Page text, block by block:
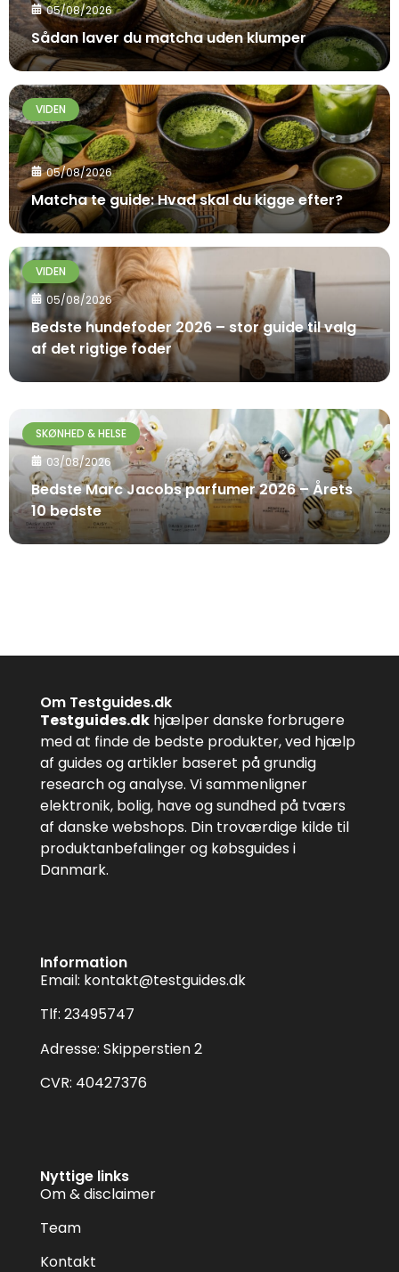
05/08/2026
Sådan laver du matcha uden klumper
VIDEN
05/08/2026
Matcha te guide: Hvad skal du kigge efter?
VIDEN
05/08/2026
Bedste hundefoder 2026 – stor guide til valg
af det rigtige foder
SKØNHED & HELSE
03/08/2026
Bedste Marc Jacobs parfumer 2026 – Årets
10 bedste
Om Testguides.dk
Testguides.dk hjælper danske forbrugere
med at finde de bedste produkter, ved hjælp
af guides og artikler baseret på grundig
research og analyse. Vi sammenligner
elektronik, bolig, have og sundhed på tværs
af danske webshops. Din troværdige kilde til
produktanbefalinger og købsguides i
Danmark.
Information
Email: kontakt@testguides.dk
Tlf: 23495747
Adresse: Skipperstien 2
CVR: 40427376
Nyttige links
Om & disclaimer
Team
Kontakt